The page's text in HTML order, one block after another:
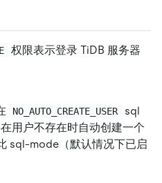
权限表示登录 TiDB 服务器
NO_AUTO_CREATE_USER
sql
用户不存在时自动创建一个
sql-mode（默认情况下已启